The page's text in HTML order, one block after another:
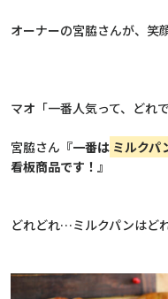
オーナーの宮脇さんが、笑
マオ「一番人気って、どれ
宮脇さん 『一番は ミルクパ
看板商品です！ 』
どれどれ…ミルクパンはど